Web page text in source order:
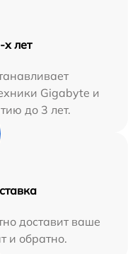
х лет
Gigabyte и
до 3 лет.
доставит ваше
и обратно.